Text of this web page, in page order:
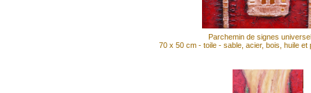
Parchemin de signes
70 x 50 cm - toile - sable, acier, bois, huile et